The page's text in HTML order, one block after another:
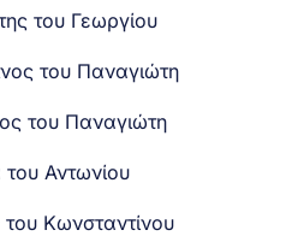
του Γεωργίου
του Παναγιώτη
του Παναγιώτη
Αντωνίου
Κωνσταντίνου